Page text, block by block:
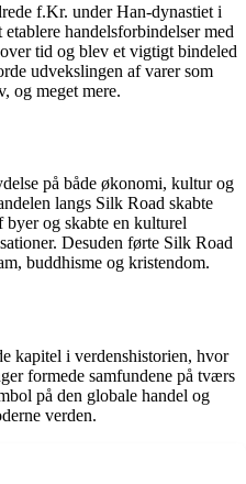
f.Kr. under Han-dynastiet i
handelsforbindelser med
tid og blev et vigtigt bindeled
udvekslingen af varer som
og meget mere.
på både økonomi, kultur og
langs Silk Road skabte
og skabte en kulturel
Desuden førte Silk Road
buddhisme og kristendom.
kapitel i verdenshistorien, hvor
formede samfundene på tværs
på den globale handel og
verden.